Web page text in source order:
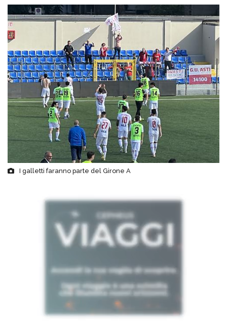
I galletti faranno parte del Girone A